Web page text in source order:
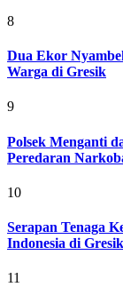
8
Dua Ekor
Warga di Gresik
9
Polsek Menganti
Peredaran
10
Serapan Tenaga
Indonesia di
11